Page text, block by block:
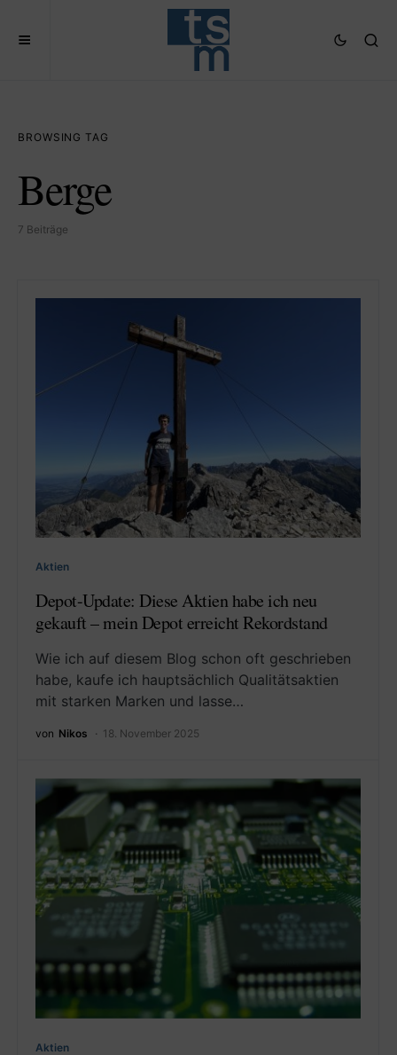
BROWSING TAG
Berge
7 Beiträge
Aktien
Depot-Update: Diese Aktien habe ich neu
gekauft – mein Depot erreicht Rekordstand
Wie ich auf diesem Blog schon oft geschrieben
habe, kaufe ich hauptsächlich Qualitätsaktien
mit starken Marken und lasse…
von Nikos 18. November 2025
Aktien